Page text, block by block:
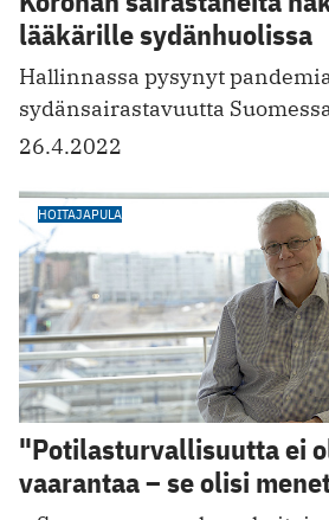
lääkärille sydänhuolissa
Hallinnassa pysynyt
sydänsairastavuutta
26.4.2022
HOITAJAPULA
"Potilasturvallisuutta ei
vaarantaa – se olisi